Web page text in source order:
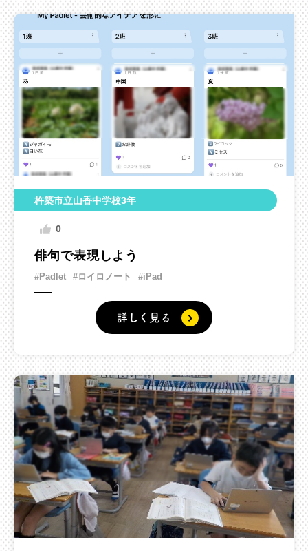
杵築市立山香中学校3年
0
俳句で表現しよう
#Padlet #ロイロノート #iPad
詳しく見る